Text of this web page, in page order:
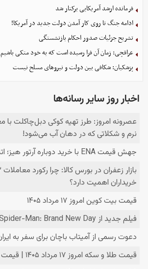
فرمانده ارشد آمریکایی برکنار شد
ادامه جنگ تا روی کار آمدن دولت جدید در آمریکا!
تشریح جزئیات صدور احکام بازنشستگی
عراقچی: زمان آن فرا رسیده است که به خود متکی باشیم
پزشکیان: شکافی بین دولت و نیروهای مسلح نیست